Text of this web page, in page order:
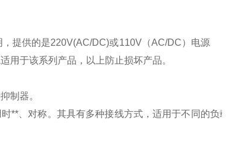
提供的是220V(AC/DC)或110V（AC/DC）电源
用于该系列产品，以上防止损坏产品。
制器。
**、对称。其具有多种接线方式，适用于不同的负载